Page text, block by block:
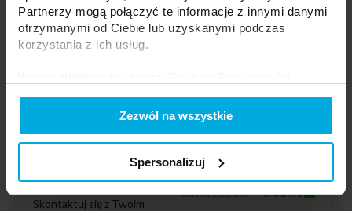
Partnerzy mogą połączyć te informacje z innymi danymi
otrzymanymi od Ciebie lub uzyskanymi podczas
korzystania z ich usług.
Zezwól na wszystkie
Spersonalizuj
Profil LUMINES typ Largo M4 biały lakier.
System:
LARGO, inLARGO, Largo M4
Skontaktuj się z Twoim
Stan magazynowy: średnio